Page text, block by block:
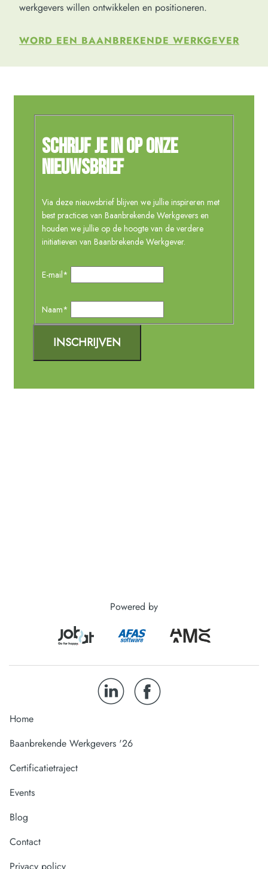
werkgevers willen ontwikkelen en positioneren.
WORD EEN BAANBREKENDE WERKGEVER
Powered by
Home
Baanbrekende Werkgevers '26
Certificatietraject
Events
Blog
Contact